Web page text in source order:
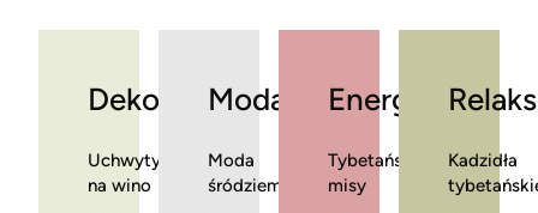
Dekoracje
Uchwyty
na wino
Moda
Moda
śródziemnomorska
Energia
Tybetańskie
misy
Relaks
Kadzidła